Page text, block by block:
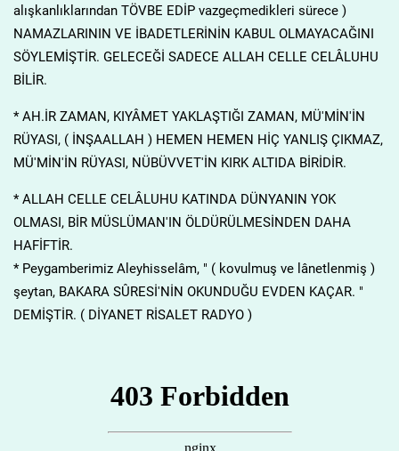
alışkanlıklarından TÖVBE EDİP vazgeçmedikleri sürece )
NAMAZLARININ VE İBADETLERİNİN KABUL OLMAYACAĞINI
SÖYLEMİŞTİR. GELECEĞİ SADECE ALLAH CELLE CELÂLUHU
BİLİR.
* AH.İR ZAMAN, KIYÂMET YAKLAŞTIĞI ZAMAN, MÜ'MİN'İN
RÜYASI, ( İNŞAALLAH ) HEMEN HEMEN HİÇ YANLIŞ ÇIKMAZ,
MÜ'MİN'İN RÜYASI, NÜBÜVVET'İN KIRK ALTIDA BİRİDİR.
* ALLAH CELLE CELÂLUHU KATINDA DÜNYANIN YOK
OLMASI, BİR MÜSLÜMAN'IN ÖLDÜRÜLMESİNDEN DAHA
HAFİFTİR.
* Peygamberimiz Aleyhisselâm, " ( kovulmuş ve lânetlenmiş )
şeytan, BAKARA SÛRESİ'NİN OKUNDUĞU EVDEN KAÇAR. "
DEMİŞTİR. ( DİYANET RİSALET RADYO )